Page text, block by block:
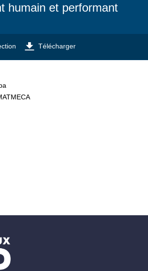
humain et performant
Télécharger